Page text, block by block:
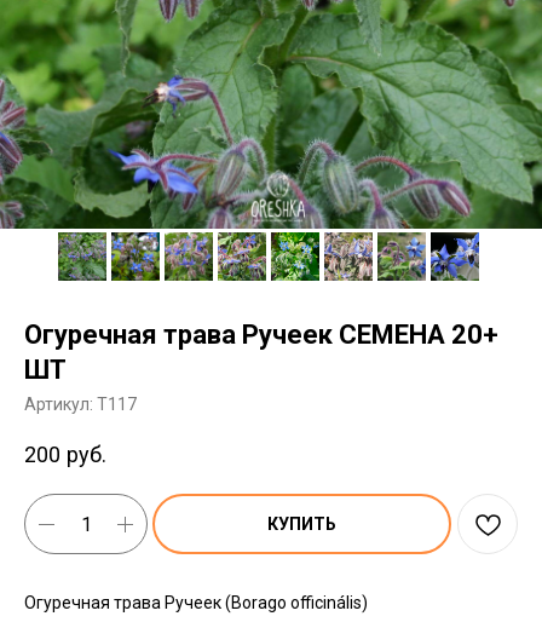
Огуречная трава Ручеек СЕМЕНА 20+
ШТ
Артикул: T117
200 руб.
КУПИТЬ
Огуречная трава Ручеек (Borago officinális)